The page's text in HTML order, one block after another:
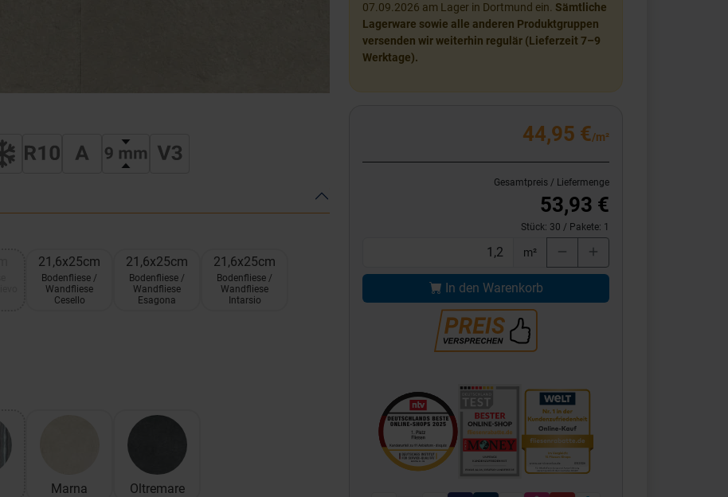
21,6x25cm
Bodenfliese /
Wandfliese
Cesello
21,6x25cm
Bodenfliese /
Wandfliese
Esagona
21,6x25cm
Bodenfliese /
Wandfliese
Intarsio
Marna Oltremare
07.09.2026 am Lager in Dortmund ein. Sämtliche
Lagerware sowie alle anderen Produktgruppen
versenden wir weiterhin regulär (Lieferzeit 7–9
Werktage).
44,95 €/m²
Gesamtpreis / Liefermenge
53,93 €
Stück: 30 / Pakete: 1
m²
In den Warenkorb